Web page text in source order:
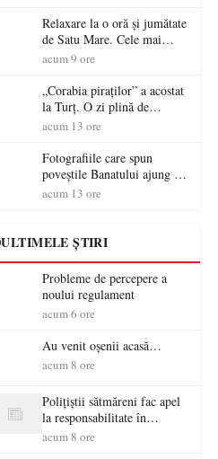
Relaxare la o oră și jumătate
de Satu Mare. Cele mai
spectaculoase piscine
Maramureș, ideale pentru o
escapadă de vară
acum 9 ore
„Corabia piraților” a acostat
la Turț. O zi plină de
aventură și lecții despre
tabăra de vară
acum 13 ore
Fotografiile care spun
poveștile Banatului ajung la
Muzeul de Artă Satu Mare
acum 13 ore
ULTIMELE ȘTIRI
Probleme de percepere a
noului regulament
acum 6 ore
Au venit oșenii acasă…
acum 8 ore
Polițiștii sătmăreni fac apel
la responsabilitate în
trafic…
acum 8 ore